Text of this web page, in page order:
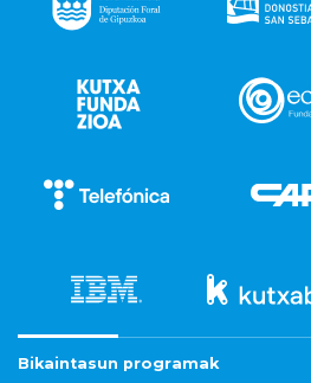
Bikaintasun programak